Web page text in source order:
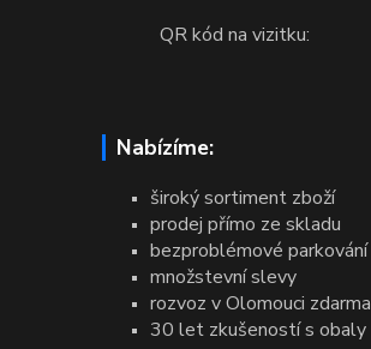
QR kód na vizitku:
Nabízíme:
široký sortiment zboží
prodej přímo ze skladu
bezproblémové parkování
množstevní slevy
rozvoz v Olomouci zdarma
30 let zkušeností s obaly